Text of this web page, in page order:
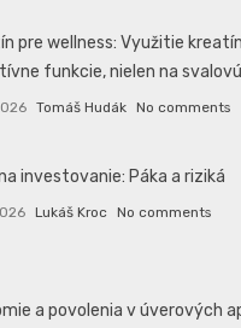
pre wellness: Využitie
funkcie, nielen na
Tomáš Hudák No comments
investovanie: Páka a riziká
Lukáš Kroc No comments
a povolenia v úverových